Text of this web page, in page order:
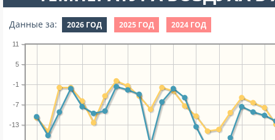
Данные за: 2026 ГОД 2025 ГОД 2024 ГОД
-13
-7
-1
5
11